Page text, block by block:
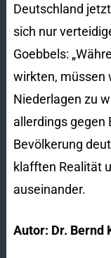
Deutschland
sich nur
Goebbels:
wirkten, müssen
Niederlagen zu
allerdings gegen
Bevölkerung
klafften Realität
auseinander.
Autor: Dr. Bernd